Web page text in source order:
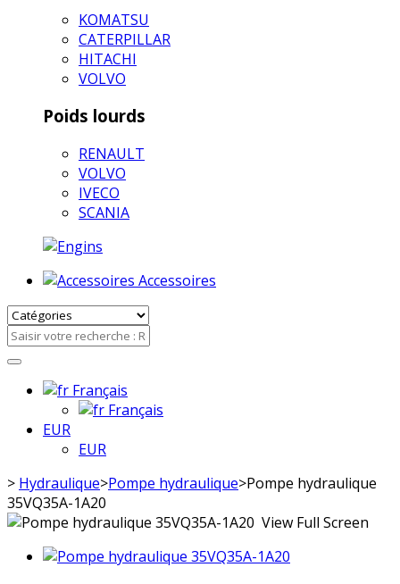
KOMATSU
CATERPILLAR
HITACHI
VOLVO
Poids lourds
RENAULT
VOLVO
IVECO
SCANIA
Accessoires
Français
Français
EUR
EUR
> Hydraulique>Pompe hydraulique>Pompe hydraulique
35VQ35A-1A20
View Full Screen